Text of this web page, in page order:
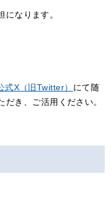
なります。
式X（旧Twitter） にて随
き、ご活用ください。